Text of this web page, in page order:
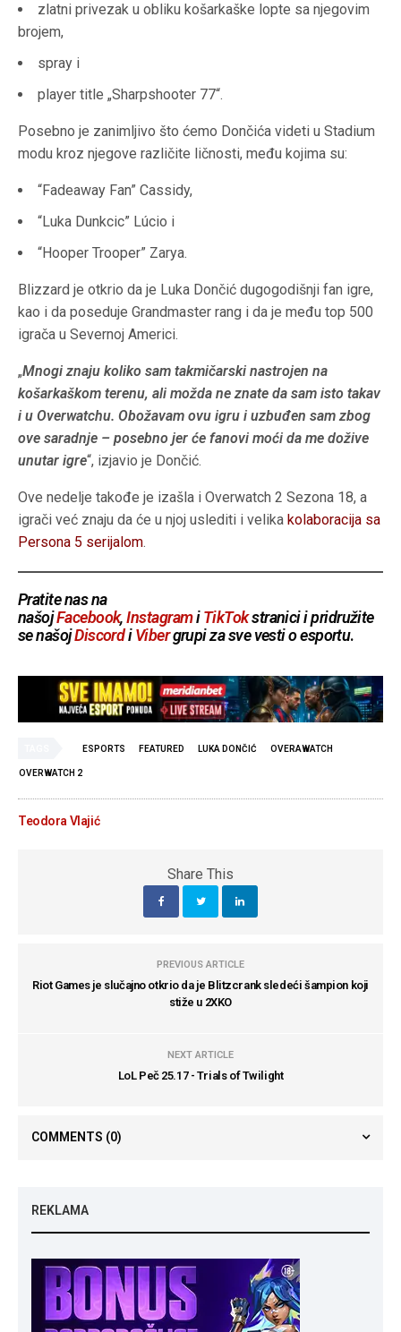
zlatni privezak u obliku košarkaške lopte sa njegovim
brojem,
spray i
player title „Sharpshooter 77“.
Posebno je zanimljivo što ćemo Dončića videti u Stadium
modu kroz njegove različite ličnosti, među kojima su:
“Fadeaway Fan” Cassidy,
“Luka Dunkcic” Lúcio i
“Hooper Trooper” Zarya.
Blizzard je otkrio da je Luka Dončić dugogodišnji fan igre,
kao i da poseduje Grandmaster rang i da je među top 500
igrača u Severnoj Americi.
„Mnogi znaju koliko sam takmičarski nastrojen na
košarkaškom terenu, ali možda ne znate da sam isto takav
i u Overwatchu. Obožavam ovu igru i uzbuđen sam zbog
ove saradnje – posebno jer će fanovi moći da me dožive
unutar igre“, izjavio je Dončić.
Ove nedelje takođe je izašla i Overwatch 2 Sezona 18, a
igrači već znaju da će u njoj uslediti i velikakolaboracija sa
Persona 5 serijalom.
Pratite nas na
našojFacebook,InstagramiTikTokstranici i pridružite
se našojDiscordiVibergrupi za sve vesti o esportu.
ESPORTS FEATURED LUKA DONČIĆ OVERAWATCH
OVERWATCH 2
Teodora Vlajić
Share This
PREVIOUS ARTICLE
Riot Games je slučajno otkrio da je Blitzcrank sledeći šampion koji
stiže u 2XKO
NEXT ARTICLE
LoL Peč 25.17 - Trials of Twilight
COMMENTS (0)
REKLAMA